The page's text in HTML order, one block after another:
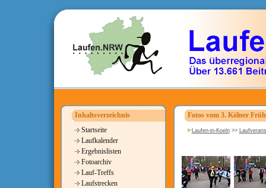
Inhaltsverzeichnis
Startseite
Laufkalender
Ergebnislisten
Fotoarchiv
Lauf-Treffs
Laufstrecken
Fotos vom 3. Kölner
Laufen-in-Koeln>>